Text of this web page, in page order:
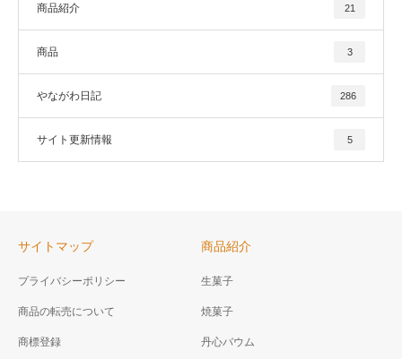
商品紹介 21
商品 3
やながわ日記 286
サイト更新情報 5
サイトマップ
プライバシーポリシー
商品の転売について
商標登録
商品紹介
生菓子
焼菓子
丹心バウム